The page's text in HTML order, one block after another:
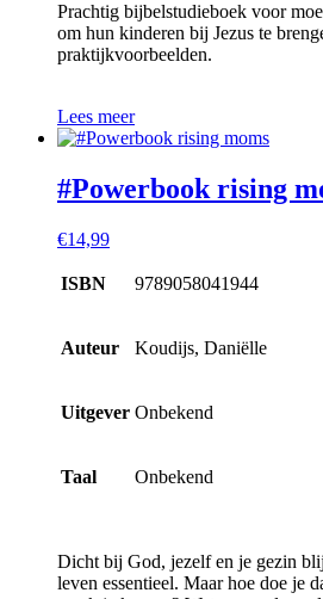
Prachtig bijbelstudieboek voor
om hun kinderen bij Jezus te
praktijkvoorbeelden.
Lees meer
#Powerbook rising
€14,99
ISBN 9789058041944
Auteur Koudijs, Daniëlle
Uitgever Onbekend
Taal Onbekend
Dicht bij God, jezelf en je gezin
leven essentieel. Maar hoe doe je